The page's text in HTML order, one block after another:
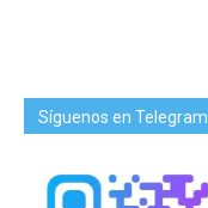
Síguenos en Telegram